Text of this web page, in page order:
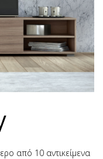
από 10 αντικείμενα